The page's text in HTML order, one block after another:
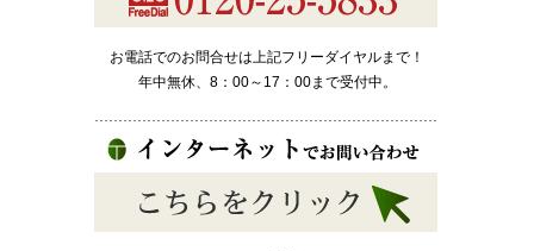
お電話でのお問合せは上記フリーダイヤルまで！
年中無休、8：00～17：00まで受付中。